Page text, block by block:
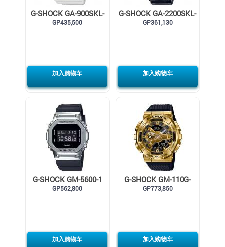
G-SHOCK GA-900SKL-
7A
GP435,500
加入购物车
G-SHOCK GA-2200SKL-
8A
GP361,130
加入购物车
G-SHOCK GM-5600-1
GP562,800
加入购物车
G-SHOCK GM-110G-
1A9
GP773,850
加入购物车